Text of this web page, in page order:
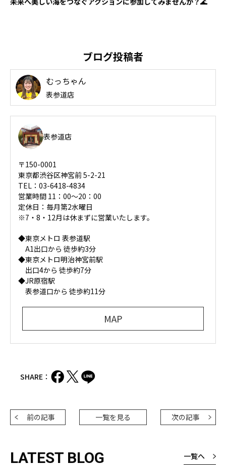
ブログ投稿者
むっちゃん
表参道店
表参道店
〒150-0001
東京都渋谷区神宮前 5-2-21
TEL：03-6418-4834
営業時間 11：00～20：00
定休日：毎月第2水曜日
※7・8・12月は休まずに営業いたします。
◆東京メトロ 表参道駅
A1出口から 徒歩約3分
◆東京メトロ明治神宮前駅
出口4から 徒歩約7分
◆JR原宿駅
表参道口から 徒歩約11分
MAP
SHARE：
前の記事 一覧を見る 次の記事
LATEST BLOG 一覧へ